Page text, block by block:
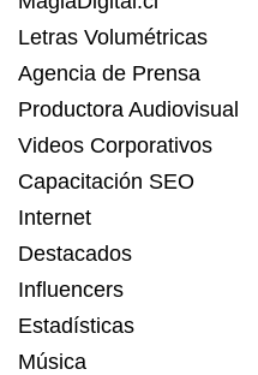
Letras Volumétricas
Agencia de Prensa
Productora Audiovisual
Videos Corporativos
Capacitación SEO
Internet
Destacados
Influencers
Estadísticas
Música